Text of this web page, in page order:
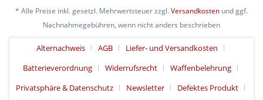
* Alle Preise inkl. gesetzl. Mehrwertsteuer zzgl.Versandkosten und ggf.
Nachnahmegebühren, wenn nicht anders beschrieben
Alternachweis AGB
Liefer- und Versandkosten
Batterieverordnung
Widerrufsrecht
Waffenbelehrung
Privatsphäre & Datenschutz
Newsletter Defektes Produkt